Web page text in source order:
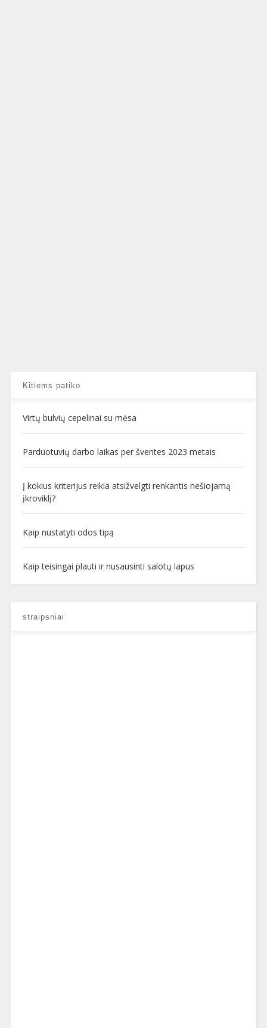
Kitiems patiko
Virtų bulvių cepelinai su mėsa
Parduotuvių darbo laikas per šventes 2023 metais
Į kokius kriterijus reikia atsižvelgti renkantis nešiojamą
įkroviklį?
Kaip nustatyti odos tipą
Kaip teisingai plauti ir nusausinti salotų lapus
straipsniai